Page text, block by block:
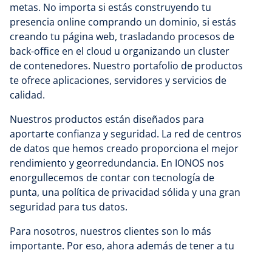
metas. No importa si estás construyendo tu
presencia online comprando un dominio, si estás
creando tu página web, trasladando procesos de
back-office en el cloud u organizando un cluster
de contenedores. Nuestro portafolio de productos
te ofrece aplicaciones, servidores y servicios de
calidad.
Nuestros productos están diseñados para
aportarte confianza y seguridad. La red de centros
de datos que hemos creado proporciona el mejor
rendimiento y georredundancia. En IONOS nos
enorgullecemos de contar con tecnología de
punta, una política de privacidad sólida y una gran
seguridad para tus datos.
Para nosotros, nuestros clientes son lo más
importante. Por eso, ahora además de tener a tu